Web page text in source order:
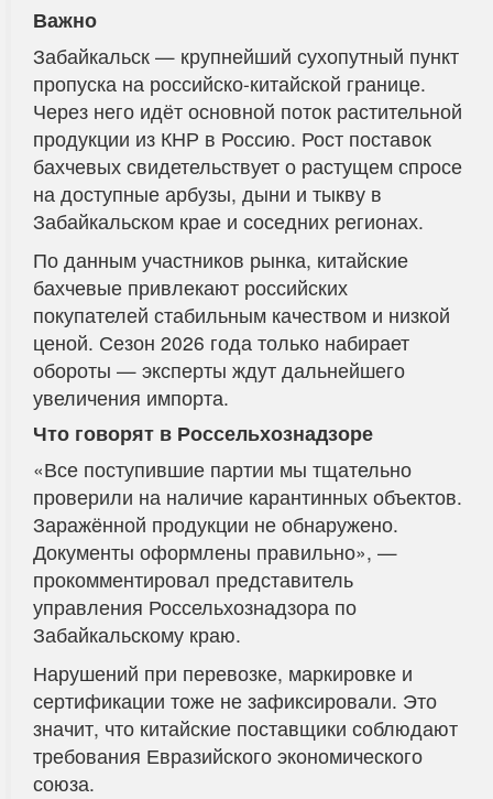
Важно
Забайкальск — крупнейший сухопутный пункт
пропуска на российско-китайской границе.
Через него идёт основной поток растительной
продукции из КНР в Россию. Рост поставок
бахчевых свидетельствует о растущем спросе
на доступные арбузы, дыни и тыкву в
Забайкальском крае и соседних регионах.
По данным участников рынка, китайские
бахчевые привлекают российских
покупателей стабильным качеством и низкой
ценой. Сезон 2026 года только набирает
обороты — эксперты ждут дальнейшего
увеличения импорта.
Что говорят в Россельхознадзоре
«Все поступившие партии мы тщательно
проверили на наличие карантинных объектов.
Заражённой продукции не обнаружено.
Документы оформлены правильно», —
прокомментировал представитель
управления Россельхознадзора по
Забайкальскому краю.
Нарушений при перевозке, маркировке и
сертификации тоже не зафиксировали. Это
значит, что китайские поставщики соблюдают
требования Евразийского экономического
союза.